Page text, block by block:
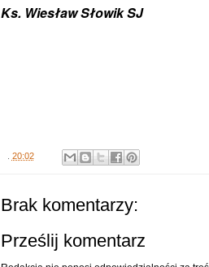
Ks. Wiesław Słowik SJ
20:02
Brak komentarzy:
Prześlij komentarz